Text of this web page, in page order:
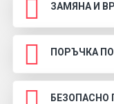
ЗАМЯНА И
ПОРЪЧКА
БЕЗОПАСНО